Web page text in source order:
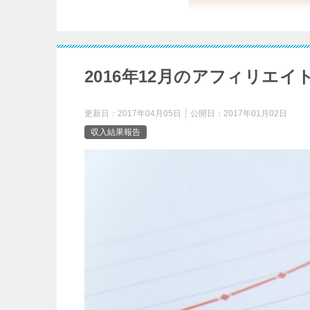
2016年12月のアフィリエイ
更新日： 2017年04月05日 公開日： 2017年01月02日
収入結果報告